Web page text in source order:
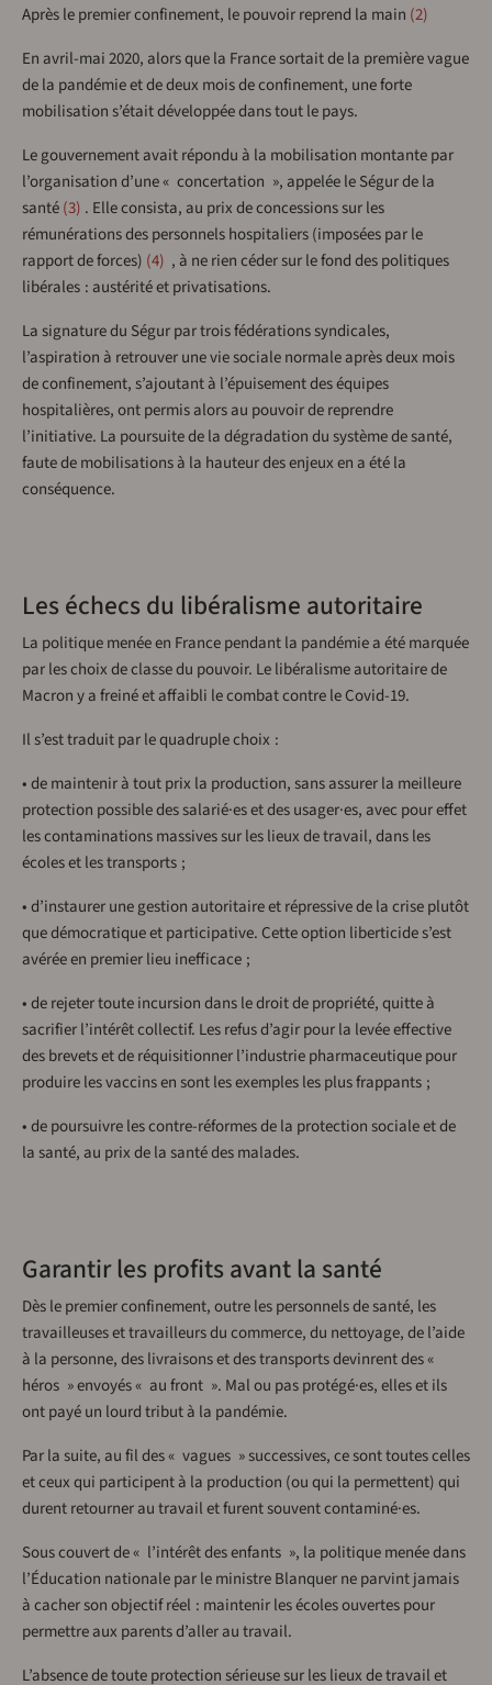
Après le premier confinement, le pouvoir reprend la main 2
En avril-mai 2020, alors que la France sortait de la première vague
de la pandémie et de deux mois de confinement, une forte
mobilisation s’était développée dans tout le pays.
Le gouvernement avait répondu à la mobilisation montante par
l’organisation d’une « concertation », appelée le Ségur de la
santé 3 . Elle consista, au prix de concessions sur les
rémunérations des personnels hospitaliers (imposées par le
rapport de forces) 4 , à ne rien céder sur le fond des politiques
libérales : austérité et privatisations.
La signature du Ségur par trois fédérations syndicales,
l’aspiration à retrouver une vie sociale normale après deux mois
de confinement, s’ajoutant à l’épuisement des équipes
hospitalières, ont permis alors au pouvoir de reprendre
l’initiative. La poursuite de la dégradation du système de santé,
faute de mobilisations à la hauteur des enjeux en a été la
conséquence.
Les échecs du libéralisme autoritaire
La politique menée en France pendant la pandémie a été marquée
par les choix de classe du pouvoir. Le libéralisme autoritaire de
Macron y a freiné et affaibli le combat contre le Covid-19.
Il s’est traduit par le quadruple choix :
• de maintenir à tout prix la production, sans assurer la meilleure
protection possible des salarié·es et des usager·es, avec pour effet
les contaminations massives sur les lieux de travail, dans les
écoles et les transports ;
• d’instaurer une gestion autoritaire et répressive de la crise plutôt
que démocratique et participative. Cette option liberticide s’est
avérée en premier lieu inefficace ;
• de rejeter toute incursion dans le droit de propriété, quitte à
sacrifier l’intérêt collectif. Les refus d’agir pour la levée effective
des brevets et de réquisitionner l’industrie pharmaceutique pour
produire les vaccins en sont les exemples les plus frappants ;
• de poursuivre les contre-réformes de la protection sociale et de
la santé, au prix de la santé des malades.
Garantir les profits avant la santé
Dès le premier confinement, outre les personnels de santé, les
travailleuses et travailleurs du commerce, du nettoyage, de l’aide
à la personne, des livraisons et des transports devinrent des «
héros » envoyés « au front ». Mal ou pas protégé·es, elles et ils
ont payé un lourd tribut à la pandémie.
Par la suite, au fil des « vagues » successives, ce sont toutes celles
et ceux qui participent à la production (ou qui la permettent) qui
durent retourner au travail et furent souvent contaminé·es.
Sous couvert de « l’intérêt des enfants », la politique menée dans
l’Éducation nationale par le ministre Blanquer ne parvint jamais
à cacher son objectif réel : maintenir les écoles ouvertes pour
permettre aux parents d’aller au travail.
L’absence de toute protection sérieuse sur les lieux de travail et